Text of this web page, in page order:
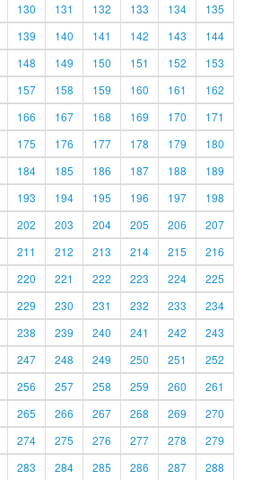
130 131 132 133 134
135
139 140 141 142 143
144
148 149 150 151 152
153
157 158 159 160 161
162
166 167 168 169 170
171
175 176 177 178 179
180
184 185 186 187 188
189
193 194 195 196 197
198
202 203 204 205 206
207
211 212 213 214 215
216
220 221 222 223 224
225
229 230 231 232 233
234
238 239 240 241 242
243
247 248 249 250 251
252
256 257 258 259 260
261
265 266 267 268 269
270
274 275 276 277 278
279
283 284 285 286 287 288